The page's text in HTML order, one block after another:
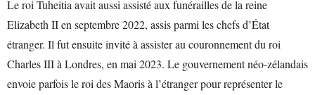
Le roi Tuheitia avait aussi assisté aux funérailles de la reine
Elizabeth II en septembre 2022, assis parmi les chefs d’État
étranger. Il fut ensuite invité à assister au couronnement du roi
Charles III à Londres, en mai 2023. Le gouvernement néo-zélandais
envoie parfois le roi des Maoris à l’étranger pour représenter le